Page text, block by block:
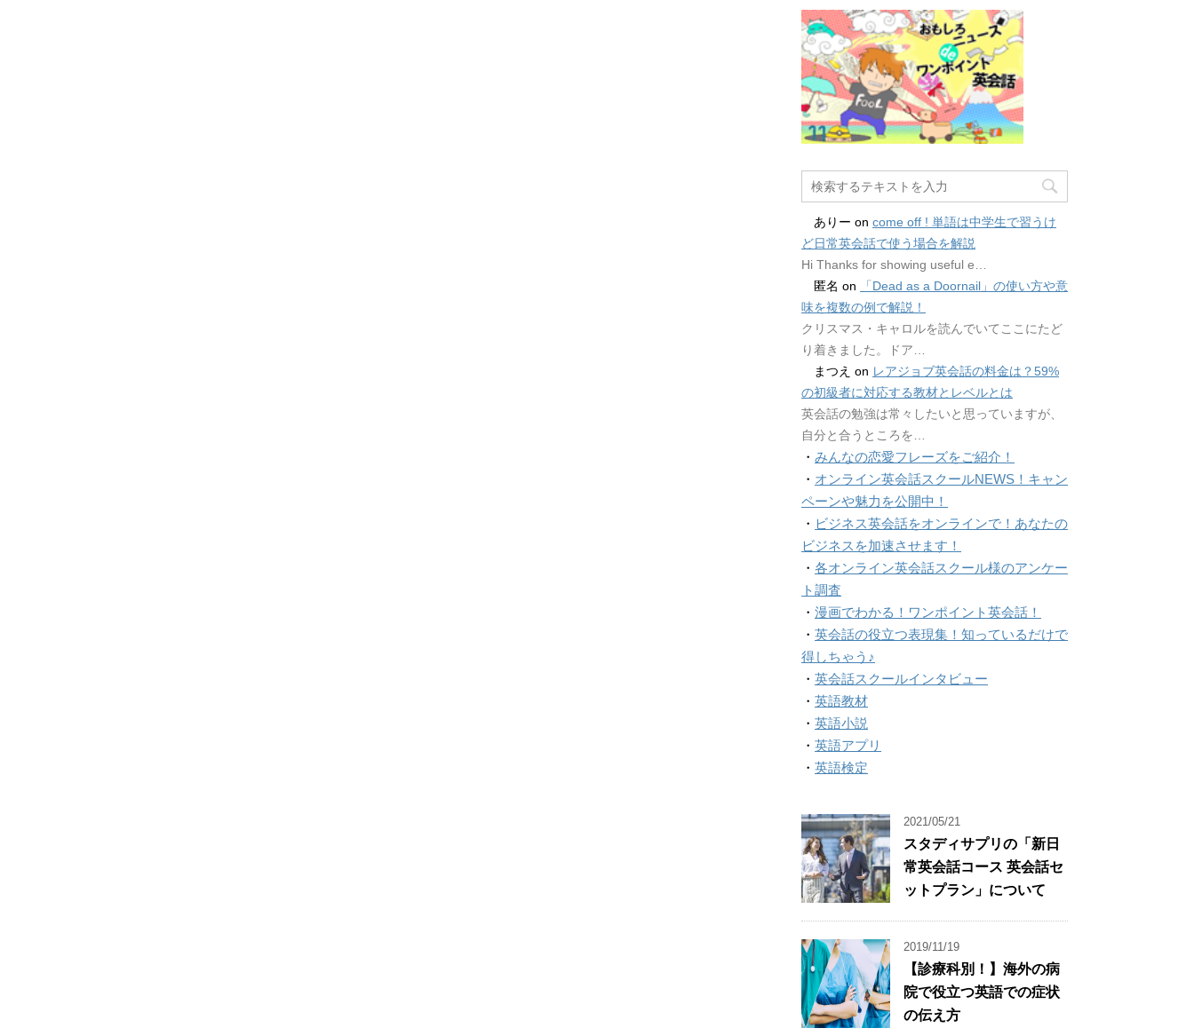
ありー on come off ! 単語は中学生で習うけ
ど日常英会話で使う場合を解説
Hi Thanks for showing useful e…
匿名 on
「Dead as a Doornail」の使い方や意
味を複数の例で解説！
クリスマス・キャロルを読んでいてここにたど
り着きました。ドア…
まつえ on レアジョブ英会話の料金は？59%
の初級者に対応する教材とレベルとは
英会話の勉強は常々したいと思っていますが、
自分と合うところを…
・ みんなの恋愛フレーズをご紹介！
・ オンライン英会話スクールNEWS！キャン
ペーンや魅力を公開中！
・ ビジネス英会話をオンラインで！あなたの
ビジネスを加速させます！
・ 各オンライン英会話スクール様のアンケー
ト調査
・ 漫画でわかる！ワンポイント英会話！
・ 英会話の役立つ表現集！知っているだけで
得しちゃう♪
・ 英会話スクールインタビュー
・ 英語教材
・ 英語小説
・ 英語アプリ
・ 英語検定
2021/05/21
スタディサプリの「新日
常英会話コース 英会話セ
ットプラン」について
2019/11/19
【診療科別！】海外の病
院で役立つ英語での症状
の伝え方